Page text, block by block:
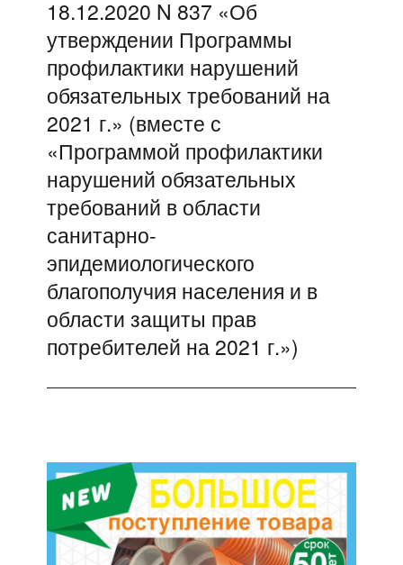
запись:
18.12.2020 N 837 «Об
утверждении Программы
профилактики нарушений
обязательных требований на
2021 г.» (вместе с
«Программой профилактики
нарушений обязательных
требований в области
санитарно-
эпидемиологического
благополучия населения и в
области защиты прав
потребителей на 2021 г.»)